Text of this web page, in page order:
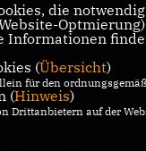
Kreistagsfraktion
DATENSCHUTZ
Darmstadt-Dieburg
die
Informationen
(Übersicht)
für den
(Hinweis)
Drittanbietern auf der